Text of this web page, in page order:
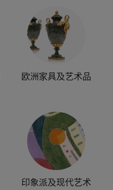
欧洲家具及艺术品
印象派及现代艺术